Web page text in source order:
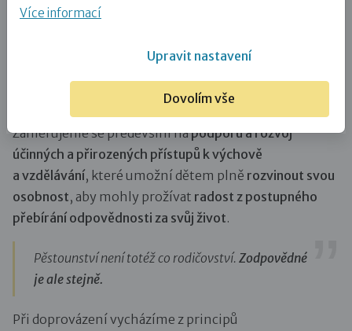
Záměrem doprovázení tak, jak ho chápeme my
v Dobré rodině, není pomáhat pěstounským rodinám
z bezvýchodných situací, ale naopak jim
Zaměřujeme se především napodporu a rozvoj
účinných a přirozených přístupů k výchově
a vzdělávání, které umožní dětem plně rozvinout svou
osobnost, aby mohly prožívat radost z postupného
přebírání odpovědnosti za svůj život.
Pěstounství není totéž co rodičovství. Zodpovědné
je ale stejně.
Při doprovázení vycházíme z principů
Více informací
Upravit nastavení
Dovolím vše